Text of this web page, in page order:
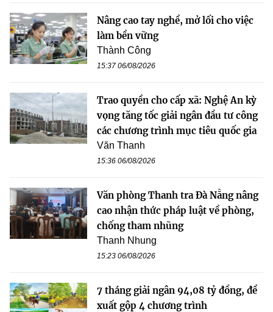
Nâng cao tay nghề, mở lối cho việc
làm bền vững
Thành Công
15:37 06/08/2026
Trao quyền cho cấp xã: Nghệ An kỳ
vọng tăng tốc giải ngân đầu tư công
các chương trình mục tiêu quốc gia
Văn Thanh
15:36 06/08/2026
Văn phòng Thanh tra Đà Nẵng nâng
cao nhận thức pháp luật về phòng,
chống tham nhũng
Thanh Nhung
15:23 06/08/2026
7 tháng giải ngân 94,08 tỷ đồng, đề
xuất gộp 4 chương trình